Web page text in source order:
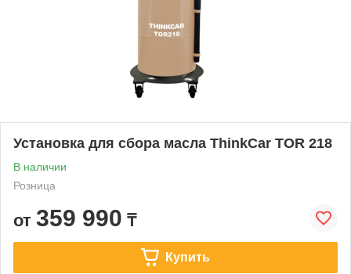
Установка для сбора масла ThinkCar TOR 218
В наличии
Розница
от 359 990 ₸
Купить